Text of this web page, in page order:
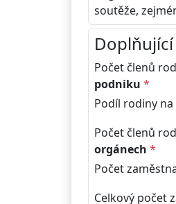
soutěže,
Počet členů
podniku *
Podíl rodiny
Počet členů
orgánech *
Počet
Celkový počet